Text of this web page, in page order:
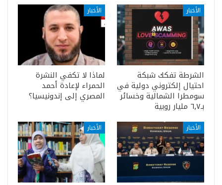
الأخبار
الشرطة تفكك شبكة
احتيال إلكتروني دولية في
سومطرا الشمالية وخسائر
بـ٦٫٧ مليار روبية
الأخبار
لماذا لا تكفي النشرة
الحمراء لإعادة أحمد
المصري إلى إندونيسيا؟
الأخبار الأخبار